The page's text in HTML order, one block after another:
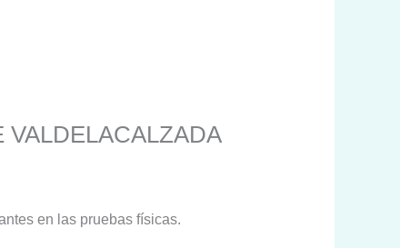
VALDELACALZADA
en las pruebas físicas.